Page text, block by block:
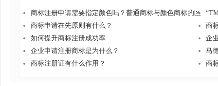
商标注册申请需要指定颜色吗？普通商标与颜色商标的区
商标申请在先原则有什么？
商
如何提升商标注册成功率
企
企业申请注册商标是为什么？
马
商标注册证有什么作用？
商